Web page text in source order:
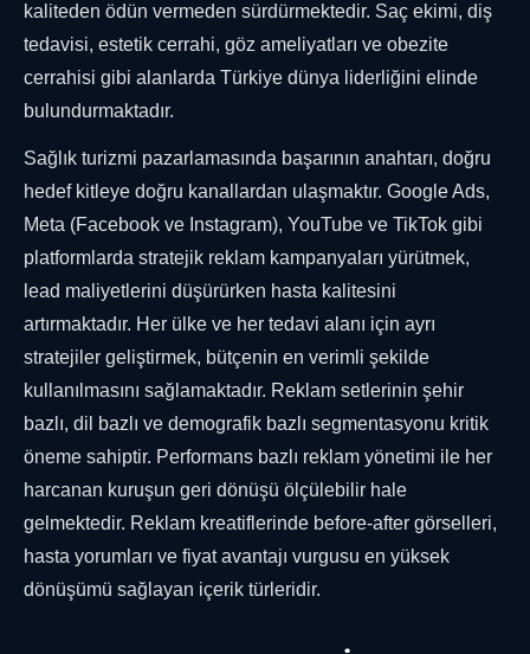
kaliteden ödün vermeden sürdürmektedir. Saç ekimi, diş
tedavisi, estetik cerrahi, göz ameliyatları ve obezite
cerrahisi gibi alanlarda Türkiye dünya liderliğini elinde
bulundurmaktadır.
Sağlık turizmi pazarlamasında başarının anahtarı, doğru
hedef kitleye doğru kanallardan ulaşmaktır. Google Ads,
Meta (Facebook ve Instagram), YouTube ve TikTok gibi
platformlarda stratejik reklam kampanyaları yürütmek,
lead maliyetlerini düşürürken hasta kalitesini
artırmaktadır. Her ülke ve her tedavi alanı için ayrı
stratejiler geliştirmek, bütçenin en verimli şekilde
kullanılmasını sağlamaktadır. Reklam setlerinin şehir
bazlı, dil bazlı ve demografik bazlı segmentasyonu kritik
öneme sahiptir. Performans bazlı reklam yönetimi ile her
harcanan kuruşun geri dönüşü ölçülebilir hale
gelmektedir. Reklam kreatiflerinde before-after görselleri,
hasta yorumları ve fiyat avantajı vurgusu en yüksek
dönüşümü sağlayan içerik türleridir.